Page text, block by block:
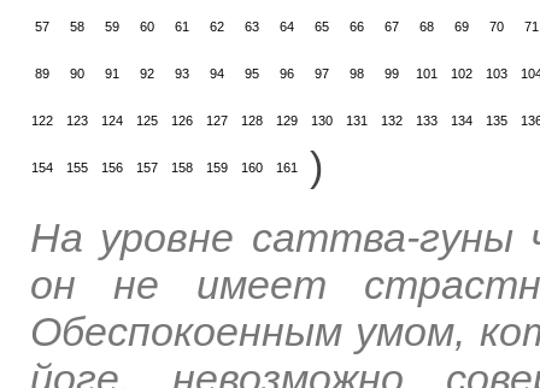
57 58 59 60 61 62 63 64 65 66 67 68 69 70 71
89 90 91 92 93 94 95 96 97 98 99 101 102 103
122 123 124 125 126 127 128 129 130 131 132 133 134 135
154 155 156 157 158 159 160 161
)
На уровне саттва-гуны
он не имеет
Обеспокоенным умом,
йоге, невозможно